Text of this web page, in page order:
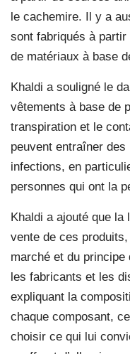
le cachemire. Il y a
sont fabriqués à
de matériaux à base
Khaldi a souligné le
vêtements à base de
transpiration et le
peuvent entraîner
infections, en
personnes qui ont la
Khaldi a ajouté que la
vente de ces
marché et du
les fabricants et les
expliquant la
chaque composant,
choisir ce qui lui